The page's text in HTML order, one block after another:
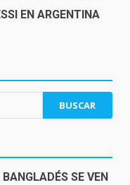
EN ARGENTINA
SE VEN